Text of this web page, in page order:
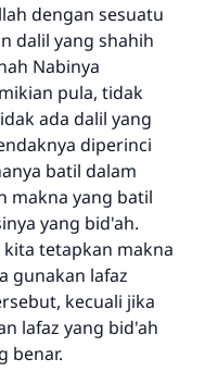
dengan sesuatu
dalil yang shahih
Nabinya
pula, tidak
ada dalil yang
diperinci
batil dalam
makna yang batil
yang bid'ah.
kita tetapkan makna
gunakan lafaz
kecuali jika
lafaz yang bid'ah
benar.